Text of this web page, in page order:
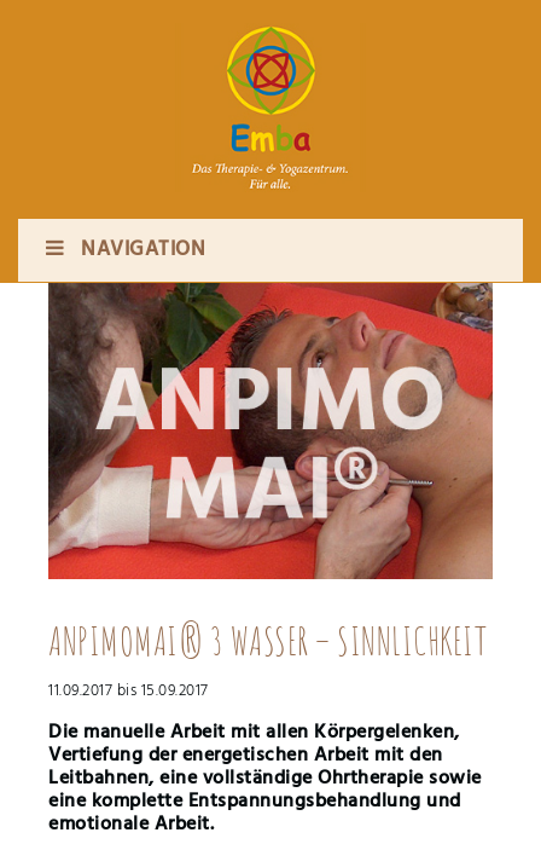
NAVIGATION
ANPIMOMAI® 3 WASSER – SINNLICHKEIT
11.09.2017 bis 15.09.2017
Die manuelle Arbeit mit allen Körpergelenken,
Vertiefung der energetischen Arbeit mit den
Leitbahnen, eine vollständige Ohrtherapie sowie
eine komplette Entspannungsbehandlung und
emotionale Arbeit.